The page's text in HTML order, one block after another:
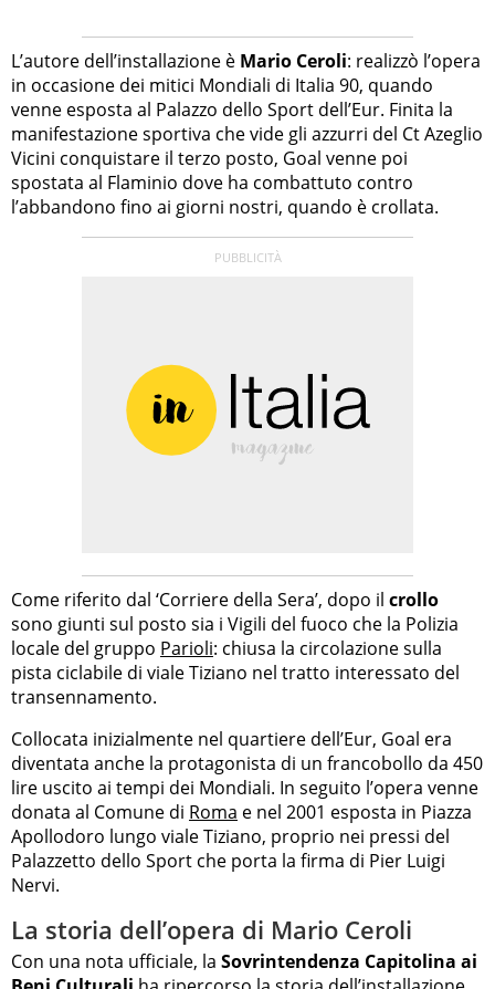
L’autore dell’installazione è Mario Ceroli: realizzò l’opera
in occasione dei mitici Mondiali di Italia 90, quando
venne esposta al Palazzo dello Sport dell’Eur. Finita la
manifestazione sportiva che vide gli azzurri del Ct Azeglio
Vicini conquistare il terzo posto, Goal venne poi
spostata al Flaminio dove ha combattuto contro
l’abbandono fino ai giorni nostri, quando è crollata.
Come riferito dal ‘Corriere della Sera’, dopo il crollo
sono giunti sul posto sia i Vigili del fuoco che la Polizia
locale del gruppo Parioli: chiusa la circolazione sulla
pista ciclabile di viale Tiziano nel tratto interessato del
transennamento.
Collocata inizialmente nel quartiere dell’Eur, Goal era
diventata anche la protagonista di un francobollo da 450
lire uscito ai tempi dei Mondiali. In seguito l’opera venne
donata al Comune di Roma e nel 2001 esposta in Piazza
Apollodoro lungo viale Tiziano, proprio nei pressi del
Palazzetto dello Sport che porta la firma di Pier Luigi
Nervi.
La storia dell’opera di Mario Ceroli
Con una nota ufficiale, la Sovrintendenza Capitolina ai